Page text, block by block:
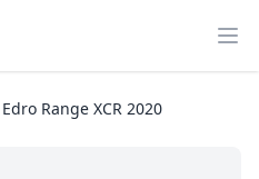
Edro Range XCR 2020